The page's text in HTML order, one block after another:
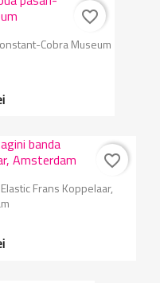
Cobra Museum
favorite_border
Frans Koppelaar,
favorite_border